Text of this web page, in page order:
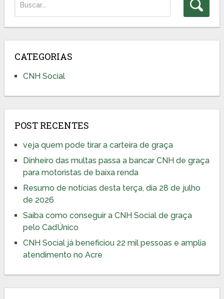
CATEGORIAS
CNH Social
POST RECENTES
veja quem pode tirar a carteira de graça
Dinheiro das multas passa a bancar CNH de graça
para motoristas de baixa renda
Resumo de notícias desta terça, dia 28 de julho
de 2026
Saiba como conseguir a CNH Social de graça
pelo CadÚnico
CNH Social já beneficiou 22 mil pessoas e amplia
atendimento no Acre